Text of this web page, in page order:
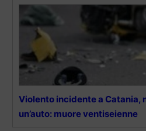
Violento incidente a Catania,
un’auto: muore ventiseienne